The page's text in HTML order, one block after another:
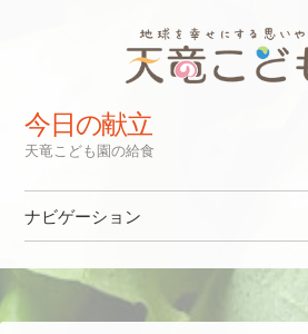
今日の献立
天竜こども園の給食
ナビゲーション